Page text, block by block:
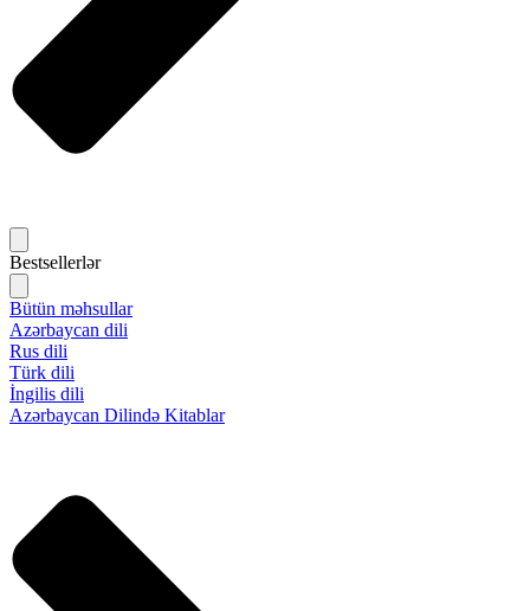
Bestsellerlər
Bütün məhsullar
Azərbaycan dili
Rus dili
Türk dili
İngilis dili
Azərbaycan Dilində Kitablar